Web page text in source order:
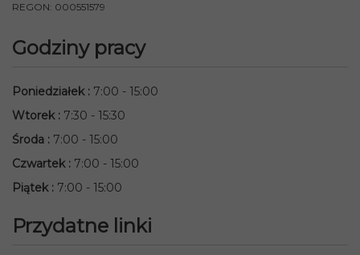
REGON: 000551579
Godziny pracy
Poniedziałek: 7:00 - 15:00
Wtorek: 7:30 - 15:30
Środa : 7:00 - 15:00
Czwartek: 7:00 - 15:00
Piątek: 7:00 - 15:00
Przydatne linki